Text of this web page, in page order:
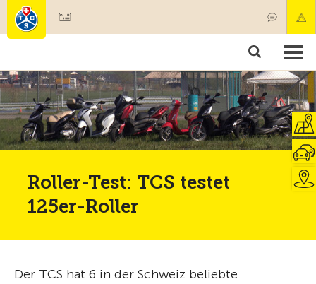
Mitgliedschaft & Leistungen
Test, Sicherheit & Gesundheit
Roller-Test: TCS testet
125er-Roller
Der TCS hat 6 in der Schweiz beliebte